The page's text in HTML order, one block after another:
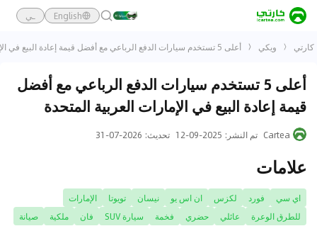
English ـي
كارتي ويكي أعلى 5 تستخدم سيارات الدفع الرباعي مع أفضل قيمة إعادة البيع في الإمارات العربية المتحدة
أعلى 5 تستخدم سيارات الدفع الرباعي مع أفضل
قيمة إعادة البيع في الإمارات العربية المتحدة
Cartea تم النشر :
2025-09-12 تحديث:
2026-07-31
علامات
اي سي فورد لكزس ان اس يو نيسان تويوتا
الإمارات
للطرق الوعرة
عائلي حضري فخمة سيارة SUV فان ملكية صيانة